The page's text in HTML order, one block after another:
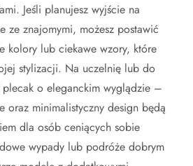
Jeśli planujesz wyjście na
ze znajomymi, możesz postawić
kolory lub ciekawe wzory, które
stylizacji. Na uczelnię lub do
o eleganckim wyglądzie –
oraz minimalistyczny design będą
dla osób ceniących sobie
wypady lub podróże dobrym